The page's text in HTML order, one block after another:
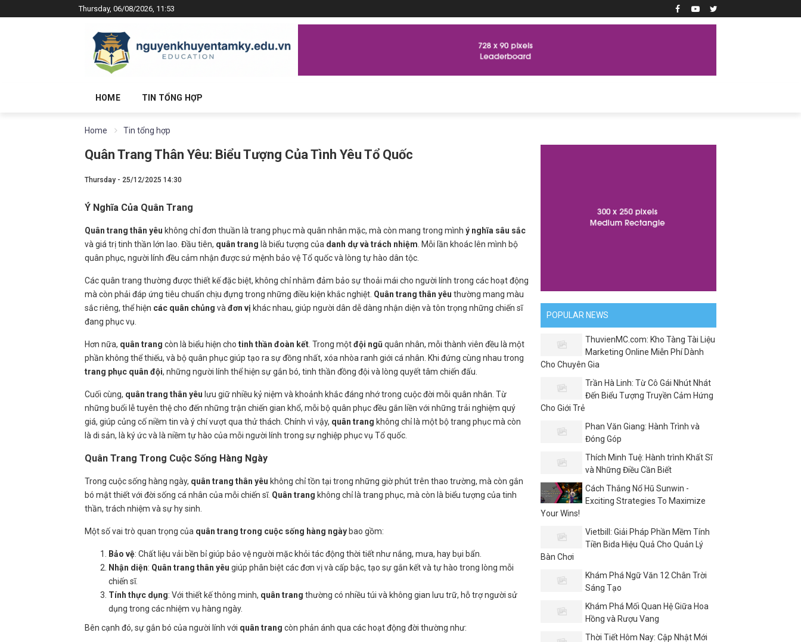
Thursday, 06/08/2026, 11:53
HOME TIN TỔNG HỢP
Home Tin tổng hợp
Quân Trang Thân Yêu: Biểu Tượng Của Tình Yêu Tổ Quốc
Thursday - 25/12/2025 14:30
Ý Nghĩa Của Quân Trang
Quân trang thân yêu không chỉ đơn thuần là trang phục mà quân nhân mặc, mà còn mang trong mình ý nghĩa sâu sắc
và giá trị tinh thần lớn lao. Đầu tiên, quân trang là biểu tượng của danh dự và trách nhiệm . Mỗi lần khoác lên mình bộ
quân phục, người lính đều cảm nhận được sứ mệnh bảo vệ Tổ quốc và lòng tự hào dân tộc.
Các quân trang thường được thiết kế đặc biệt, không chỉ nhằm đảm bảo sự thoải mái cho người lính trong các hoạt động
mà còn phải đáp ứng tiêu chuẩn chịu đựng trong những điều kiện khắc nghiệt. Quân trang thân yêu thường mang màu
sắc riêng, thể hiện các quân chủng và đơn vị khác nhau, giúp người dân dễ dàng nhận diện và tôn trọng những chiến sĩ
đang phục vụ.
Hơn nữa, quân trang còn là biểu hiện cho tinh thần đoàn kết . Trong mộtđội ngũ quân nhân, mỗi thành viên đều là một
phần không thể thiếu, và bộ quân phục giúp tạo ra sự đồng nhất, xóa nhòa ranh giới cá nhân. Khi đứng cùng nhau trong
trang phục quân đội, những người lính thể hiện sự gắn bó, tinh thần đồng đội và lòng quyết tâm chiến đấu.
Cuối cùng, quân trang thân yêu lưu giữ nhiều kỷ niệm và khoảnh khắc đáng nhớ trong cuộc đời mỗi quân nhân. Từ
những buổi lễ tuyên thệ cho đến những trận chiến gian khổ, mỗi bộ quân phục đều gắn liền với những trải nghiệm quý
giá, giúp củng cố niềm tin và ý chí vượt qua thử thách. Chính vì vậy, quân trang không chỉ là một bộ trang phục mà còn
là di sản, là ký ức và là niềm tự hào của mỗi người lính trong sự nghiệp phục vụ Tổ quốc.
Quân Trang Trong Cuộc Sống Hàng Ngày
Trong cuộc sống hàng ngày, quân trang thân yêu không chỉ tồn tại trong những giờ phút trên thao trường, mà còn gắn
bó mật thiết với đời sống cá nhân của mỗi chiến sĩ. Quân trang không chỉ là trang phục, mà còn là biểu tượng của tinh
thần, trách nhiệm và sự hy sinh.
Một số vai trò quan trọng của quân trang trong cuộc sống hàng ngày bao gồm:
Bảo vệ: Chất liệu vải bền bỉ giúp bảo vệ người mặc khỏi tác động thời tiết như nắng, mưa, hay bụi bẩn.
Nhận diện: Quân trang thân yêu giúp phân biệt các đơn vị và cấp bậc, tạo sự gắn kết và tự hào trong lòng mỗi
chiến sĩ.
Tính thực dụng: Với thiết kế thông minh, quân trang thường có nhiều túi và không gian lưu trữ, hỗ trợ người sử
dụng trong các nhiệm vụ hàng ngày.
Bên cạnh đó, sự gắn bó của người lính với quân trang còn phản ánh qua các hoạt động đời thường như:
POPULAR NEWS
ThuvienMC.com: Kho Tàng Tài Liệu
Marketing Online Miễn Phí Dành
Cho Chuyên Gia
Trần Hà Linh: Từ Cô Gái Nhút Nhát
Đến Biểu Tượng Truyền Cảm Hứng
Cho Giới Trẻ
Phan Văn Giang: Hành Trình và
Đóng Góp
Thích Minh Tuệ: Hành trình Khất Sĩ
và Những Điều Cần Biết
Cách Thắng Nổ Hũ Sunwin -
Exciting Strategies To Maximize
Your Wins!
Vietbill: Giải Pháp Phần Mềm Tính
Tiền Bida Hiệu Quả Cho Quản Lý
Bàn Chơi
Khám Phá Ngữ Văn 12 Chân Trời
Sáng Tạo
Khám Phá Mối Quan Hệ Giữa Hoa
Hồng và Rượu Vang
Thời Tiết Hôm Nay: Cập Nhật Mới